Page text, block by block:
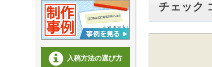
チェック
入稿方法の選び方